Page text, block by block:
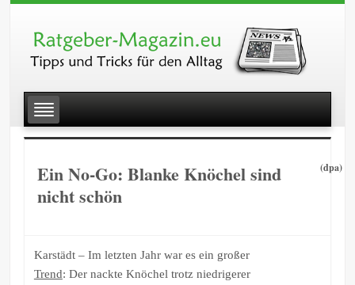
Ein No-Go: Blanke Knöchel sind
nicht schön
(dpa)
Karstädt – Im letzten Jahr war es ein großer
Trend: Der nackte Knöchel trotz niedrigerer